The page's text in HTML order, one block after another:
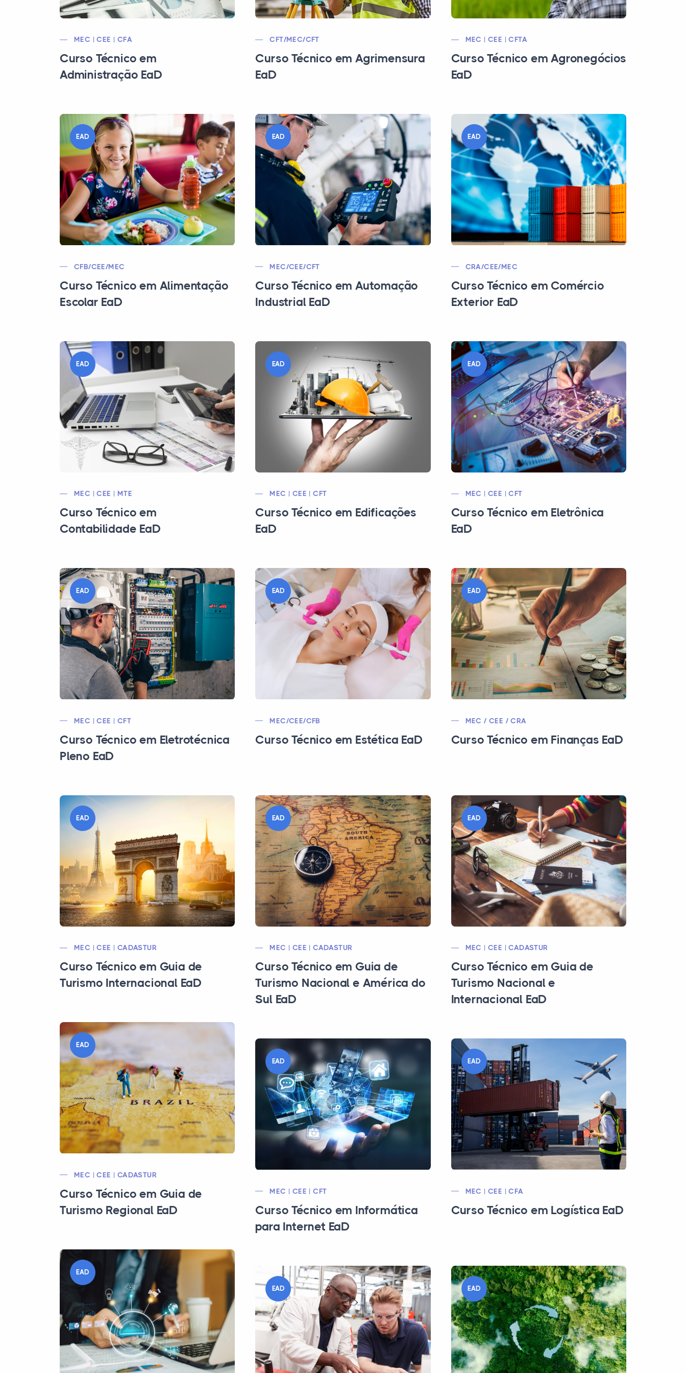
MEC | CEE | CFA
Curso Técnico em
Administração EaD
CFT/MEC/CFT
Curso Técnico em Agrimensura
EaD
MEC | CEE | CFTA
Curso Técnico em Agronegócios
EaD
EAD
CFB/CEE/MEC
Curso Técnico em Alimentação
Escolar EaD
EAD
MEC/CEE/CFT
Curso Técnico em Automação
Industrial EaD
EAD
CRA/CEE/MEC
Curso Técnico em Comércio
Exterior EaD
EAD
MEC | CEE | MTE
Curso Técnico em
Contabilidade EaD
EAD
MEC | CEE | CFT
Curso Técnico em Edificações
EaD
EAD
MEC | CEE | CFT
Curso Técnico em Eletrônica
EaD
EAD
MEC | CEE | CFT
Curso Técnico em Eletrotécnica
Pleno EaD
EAD
MEC/CEE/CFB
Curso Técnico em Estética EaD
EAD
MEC / CEE / CRA
Curso Técnico em Finanças EaD
EAD
MEC | CEE | CADASTUR
Curso Técnico em Guia de
Turismo Internacional EaD
EAD
MEC | CEE | CADASTUR
Curso Técnico em Guia de
Turismo Nacional e América do
Sul EaD
EAD
MEC | CEE | CADASTUR
Curso Técnico em Guia de
Turismo Nacional e
Internacional EaD
EAD
MEC | CEE | CADASTUR
Curso Técnico em Guia de
Turismo Regional EaD
EAD
MEC | CEE | CFT
Curso Técnico em Informática
para Internet EaD
EAD
MEC | CEE | CFA
Curso Técnico em Logística EaD
EAD
EAD EAD